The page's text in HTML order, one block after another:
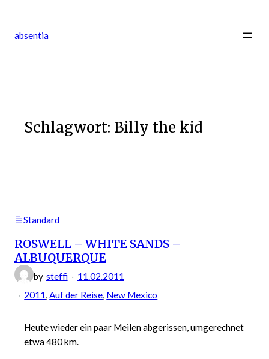
springen
absentia
Schlagwort: Billy the kid
Standard
ROSWELL – WHITE SANDS –
ALBUQUERQUE
by steffi
11.02.2011
2011, Auf der Reise, New Mexico
Heute wieder ein paar Meilen abgerissen, umgerechnet
etwa 480 km.